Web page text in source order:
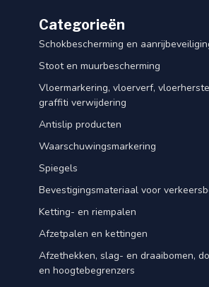
Categorieën
Schokbescherming en
Stoot en muurbescherming
Vloermarkering, vloerverf,
graffiti verwijdering
Antislip producten
Waarschuwingsmarkering
Spiegels
Bevestigingsmateriaal voor
Ketting- en riempalen
Afzetpalen en kettingen
Afzethekken, slag- en draaibomen,
en hoogtebegrenzers